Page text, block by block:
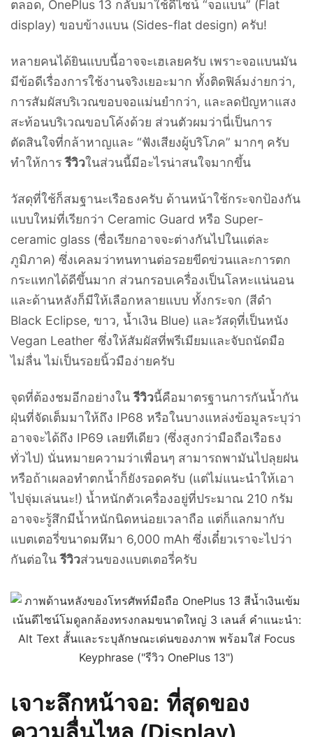
ตลอด, OnePlus 13 กลับมาใช้ดีไซน์ “จอแบน” (Flat
display) ขอบข้างแบน (Sides-flat design) ครับ!
หลายคนได้ยินแบบนี้อาจจะเฮเลยครับ เพราะจอแบนมัน
มีข้อดีเรื่องการใช้งานจริงเยอะมาก ทั้งติดฟิล์มง่ายกว่า,
การสัมผัสบริเวณขอบจอแม่นยำกว่า, และลดปัญหาแสง
สะท้อนบริเวณขอบโค้งด้วย ส่วนตัวผมว่านี่เป็นการ
ตัดสินใจที่กล้าหาญและ “ฟังเสียงผู้บริโภค” มากๆ ครับ
ทำให้การรีวิวในส่วนนี้มีอะไรน่าสนใจมากขึ้น
วัสดุที่ใช้ก็สมฐานะเรือธงครับ ด้านหน้าใช้กระจกป้องกัน
แบบใหม่ที่เรียกว่า Ceramic Guard หรือ Super-
ceramic glass (ชื่อเรียกอาจจะต่างกันไปในแต่ละ
ภูมิภาค) ซึ่งเคลมว่าทนทานต่อรอยขีดข่วนและการตก
กระแทกได้ดีขึ้นมาก ส่วนกรอบเครื่องเป็นโลหะแน่นอน
และด้านหลังก็มีให้เลือกหลายแบบ ทั้งกระจก (สีดำ
Black Eclipse, ขาว, น้ำเงิน Blue) และวัสดุที่เป็นหนัง
Vegan Leather ซึ่งให้สัมผัสที่พรีเมียมและจับถนัดมือ
ไม่ลื่น ไม่เป็นรอยนิ้วมือง่ายครับ
จุดที่ต้องชมอีกอย่างในรีวิวนี้คือมาตรฐานการกันน้ำกัน
ฝุ่นที่จัดเต็มมาให้ถึง IP68 หรือในบางแหล่งข้อมูลระบุว่า
อาจจะได้ถึง IP69 เลยทีเดียว (ซึ่งสูงกว่ามือถือเรือธง
ทั่วไป) นั่นหมายความว่าเพื่อนๆ สามารถพามันไปลุยฝน
หรือถ้าเผลอทำตกน้ำก็ยังรอดครับ (แต่ไม่แนะนำให้เอา
ไปจุ่มเล่นนะ!) น้ำหนักตัวเครื่องอยู่ที่ประมาณ 210 กรัม
อาจจะรู้สึกมีน้ำหนักนิดหน่อยเวลาถือ แต่ก็แลกมากับ
แบตเตอรี่ขนาดมหึมา 6,000 mAh ซึ่งเดี๋ยวเราจะไปว่า
กันต่อในรีวิวส่วนของแบตเตอรี่ครับ
เจาะลึกหน้าจอ: ที่สุดของ